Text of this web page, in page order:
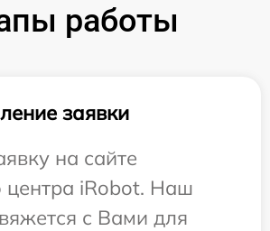
работы
заявки
на сайте
центра iRobot. Наш
с Вами для